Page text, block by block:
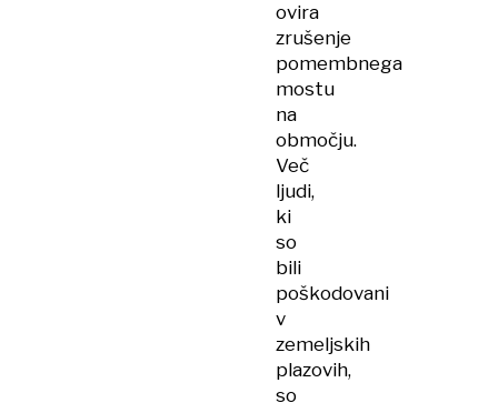
ovira
zrušenje
pomembnega
mostu
na
območju.
Več
ljudi,
ki
so
bili
poškodovani
v
zemeljskih
plazovih,
so